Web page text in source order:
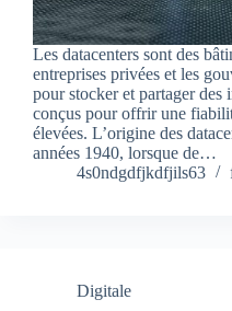
Les datacenters sont des
entreprises privées et les
pour stocker et partager des
conçus pour offrir une
élevées. L’origine des
années 1940, lorsque de…
4s0ndgdfjkdfjils63
Digitale